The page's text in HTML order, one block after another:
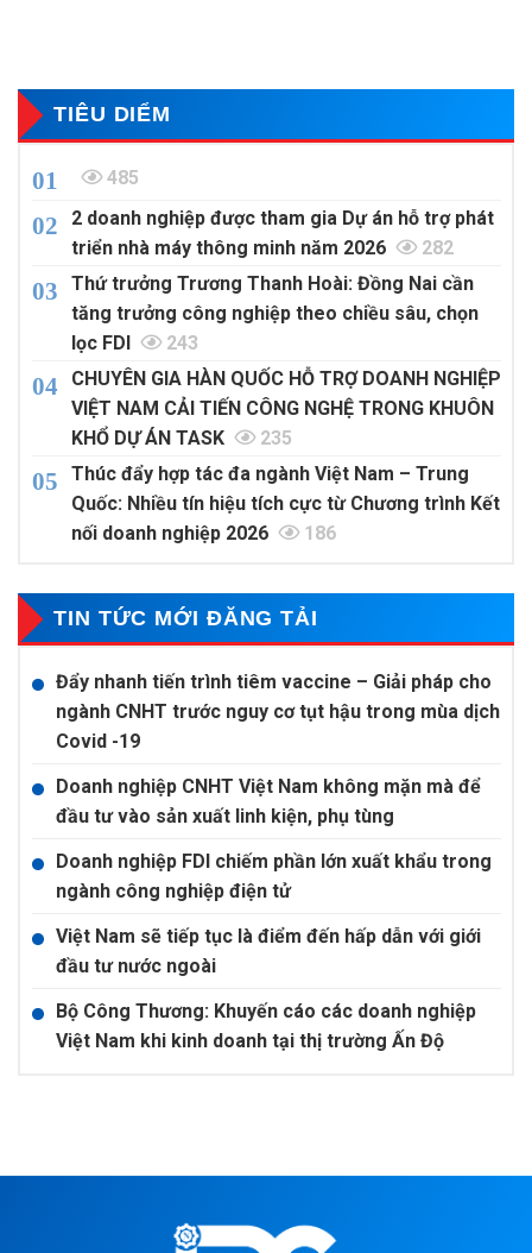
TIÊU DIỂM
485
2 doanh nghiệp được tham gia Dự án hỗ trợ phát
triển nhà máy thông minh năm 2026
282
Thứ trưởng Trương Thanh Hoài: Đồng Nai cần
tăng trưởng công nghiệp theo chiều sâu, chọn
lọc FDI
243
CHUYÊN GIA HÀN QUỐC HỖ TRỢ DOANH NGHIỆP
VIỆT NAM CẢI TIẾN CÔNG NGHỆ TRONG KHUÔN
KHỔ DỰ ÁN TASK
235
Thúc đẩy hợp tác đa ngành Việt Nam – Trung
Quốc: Nhiều tín hiệu tích cực từ Chương trình Kết
nối doanh nghiệp 2026
186
TIN TỨC MỚI ĐĂNG TẢI
Đẩy nhanh tiến trình tiêm vaccine – Giải pháp cho
ngành CNHT trước nguy cơ tụt hậu trong mùa dịch
Covid -19
Doanh nghiệp CNHT Việt Nam không mặn mà để
đầu tư vào sản xuất linh kiện, phụ tùng
Doanh nghiệp FDI chiếm phần lớn xuất khẩu trong
ngành công nghiệp điện tử
Việt Nam sẽ tiếp tục là điểm đến hấp dẫn với giới
đầu tư nước ngoài
Bộ Công Thương: Khuyến cáo các doanh nghiệp
Việt Nam khi kinh doanh tại thị trường Ấn Độ